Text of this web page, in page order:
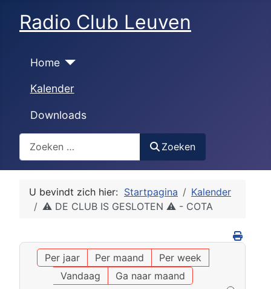
Radio Club Leuven
Home
Kalender
Downloads
Zoeken
Zoeken
U bevindt zich hier: Startpagina
Kalender
⚠ DE CLUB IS GESLOTEN ⚠ - COTA
Per jaar Per maand
Per week
Vandaag
Ga naar maand